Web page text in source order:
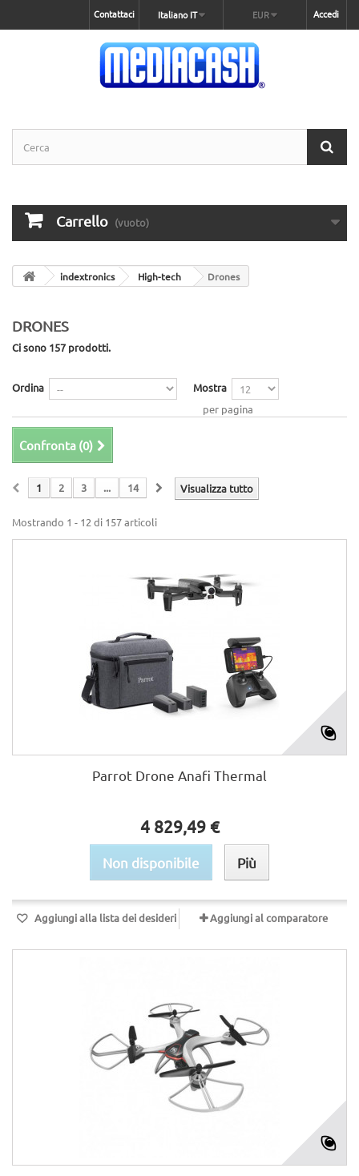
Accedi
EUR
Italiano IT
Contattaci
Carrello (vuoto)
indextronics High-tech Drones
DRONES
Ci sono 157 prodotti.
Ordina
Mostra
per pagina
Confronta (0)
Visualizza tutto
1 2 3 ... 14
Mostrando 1 - 12 di 157 articoli
Parrot Drone Anafi Thermal
4 829,49 €
Non disponibile Più
Aggiungi alla lista dei desideri Aggiungi al comparatore